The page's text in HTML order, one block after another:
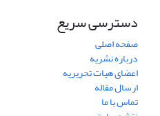
دسترسی سریع
صفحه اصلی
درباره نشریه
اعضای هیات تحریریه
ارسال مقاله
تماس با ما